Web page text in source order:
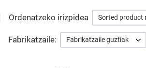
Ordenatzeko irizpidea Sorted product
Fabrikatzaile: Fabrikatzaile guztiak